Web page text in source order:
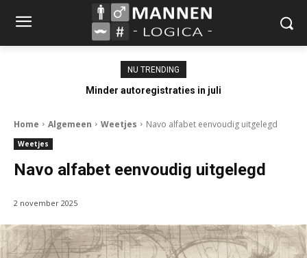
NU TRENDING
Minder autoregistraties in juli
Home Algemeen Weetjes Navo alfabet eenvoudig uitgelegd
Weetjes
Navo alfabet eenvoudig uitgelegd
2 november 2025